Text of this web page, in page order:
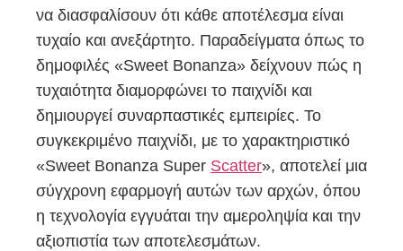
να διασφαλίσουν ότι κάθε αποτέλεσμα είναι
τυχαίο και ανεξάρτητο. Παραδείγματα όπως το
δημοφιλές «Sweet Bonanza» δείχνουν πώς η
τυχαιότητα διαμορφώνει το παιχνίδι και
δημιουργεί συναρπαστικές εμπειρίες. Το
συγκεκριμένο παιχνίδι, με το χαρακτηριστικό
«Sweet Bonanza Super Scatter», αποτελεί μια
σύγχρονη εφαρμογή αυτών των αρχών, όπου
η τεχνολογία εγγυάται την αμεροληψία και την
αξιοπιστία των αποτελεσμάτων.